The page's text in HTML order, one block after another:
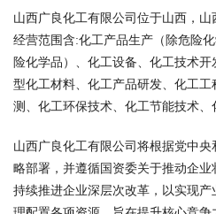
山西广良化工有限公司位于山西，
经营范围含:化工产品生产（除危险
险化学品）、化工设备、化工技术
型化工材料、化工产品研发、化工
测、化工环保技术、化工节能技术
山西广良化工有限公司将根据党中
略部署，并遵循国资委关于推动企
持续推进企业深层次改革，以实现